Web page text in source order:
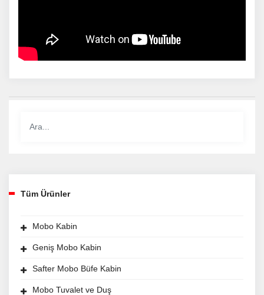
Tüm Ürünler
Mobo Kabin
Geniş Mobo Kabin
Safter Mobo Büfe Kabin
Mobo Tuvalet ve Duş